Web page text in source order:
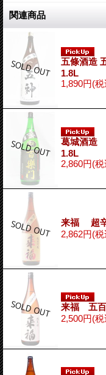
関連商品
五條酒造
1.8L
1,890円(税
葛城酒
1.8L
2,860円(税
来福 超
2,862円(税
来福 五
2,500円(税